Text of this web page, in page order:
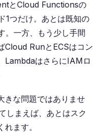
とCloud Functionsの
1つだけ。あとは既知の
。一方、もう少し手間
Cloud RunとECSはコン
LambdaはさらにIAMロ
きな問題ではありませ
しまえば、あとはスク
ます。